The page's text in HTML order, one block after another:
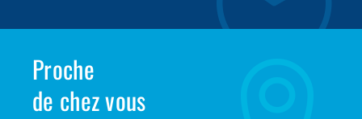
Proche
de chez vous